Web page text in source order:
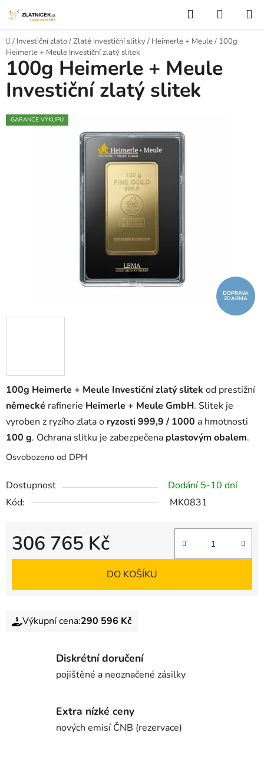
Hledat
Domů
/ Investiční zlato/Zlaté investiční slitky/ Heimerle + Meule/ 100g
Heimerle + Meule Investiční zlatý slitek
100g Heimerle + Meule Investiční zlatý slitek od prestižní
německé rafinerie Heimerle + Meule GmbH. Slitek je
vyroben z ryzího zlata o ryzosti 999,9 / 1000 a hmotnosti
100 g. Ochrana slitku je zabezpečena plastovým obalem.
Osvobozeno od DPH
Dostupnost
Dodání 5-10 dní
Kód:
MK0831
306 765 Kč
DO KOŠÍKU
Výkupní cena:290 596 Kč
100g Heimerle + Meule
Investiční zlatý slitek
GARANCE VÝKUPU
DOPRAVA
ZDARMA
Diskrétní doručení
pojištěné a neoznačené zásilky
Extra nízké ceny
nových emisí ČNB (rezervace)